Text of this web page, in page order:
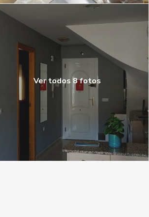
Ver todos 8 fotos